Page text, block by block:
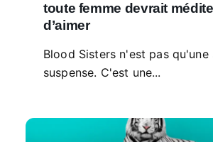
toute femme devrait
d’aimer
Blood Sisters n'est pas qu'une
suspense. C'est une...